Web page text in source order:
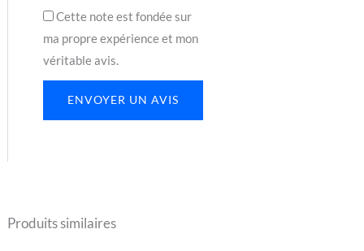
Cette note est fondée sur
ma propre expérience et mon
véritable avis.
ENVOYER UN AVIS
Produits similaires